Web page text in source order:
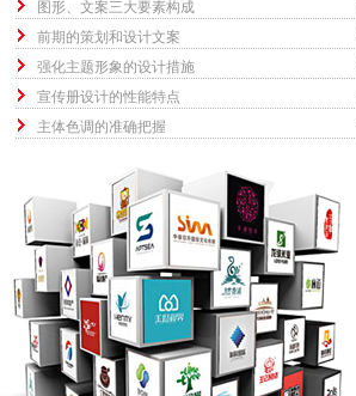
图形、文案三大要素构成
前期的策划和设计文案
强化主题形象的设计措施
宣传册设计的性能特点
主体色调的准确把握